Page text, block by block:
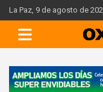
Skip
to
content
La Paz, 9 de agosto de
A